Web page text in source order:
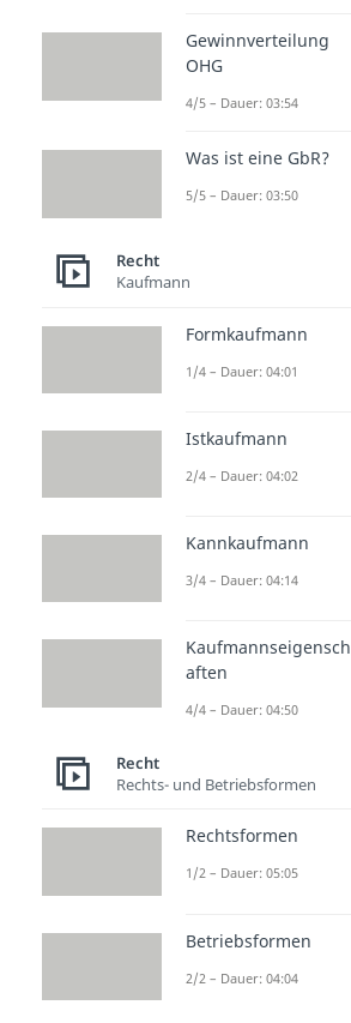
Gewinnverteilung
OHG
4/5 – Dauer: 03:54
Was ist eine GbR?
5/5 – Dauer: 03:50
Recht
Kaufmann
Formkaufmann
1/4 – Dauer: 04:01
Istkaufmann
2/4 – Dauer: 04:02
Kannkaufmann
3/4 – Dauer: 04:14
Kaufmannseigensch
aften
4/4 – Dauer: 04:50
Recht
Rechts- und Betriebsformen
Rechtsformen
1/2 – Dauer: 05:05
Betriebsformen
2/2 – Dauer: 04:04